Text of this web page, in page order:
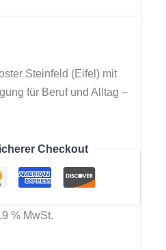
% MwSt.
Steinfeld (Eifel) mit
für Beruf und Alltag –
Checkout